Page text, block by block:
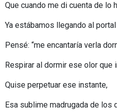
Que cuando me di cuenta de lo
Ya estábamos llegando al portal
Pensé: “me encantaría verla
Respirar al dormir ese olor que
Quise perpetuar ese instante,
Esa sublime madrugada de los